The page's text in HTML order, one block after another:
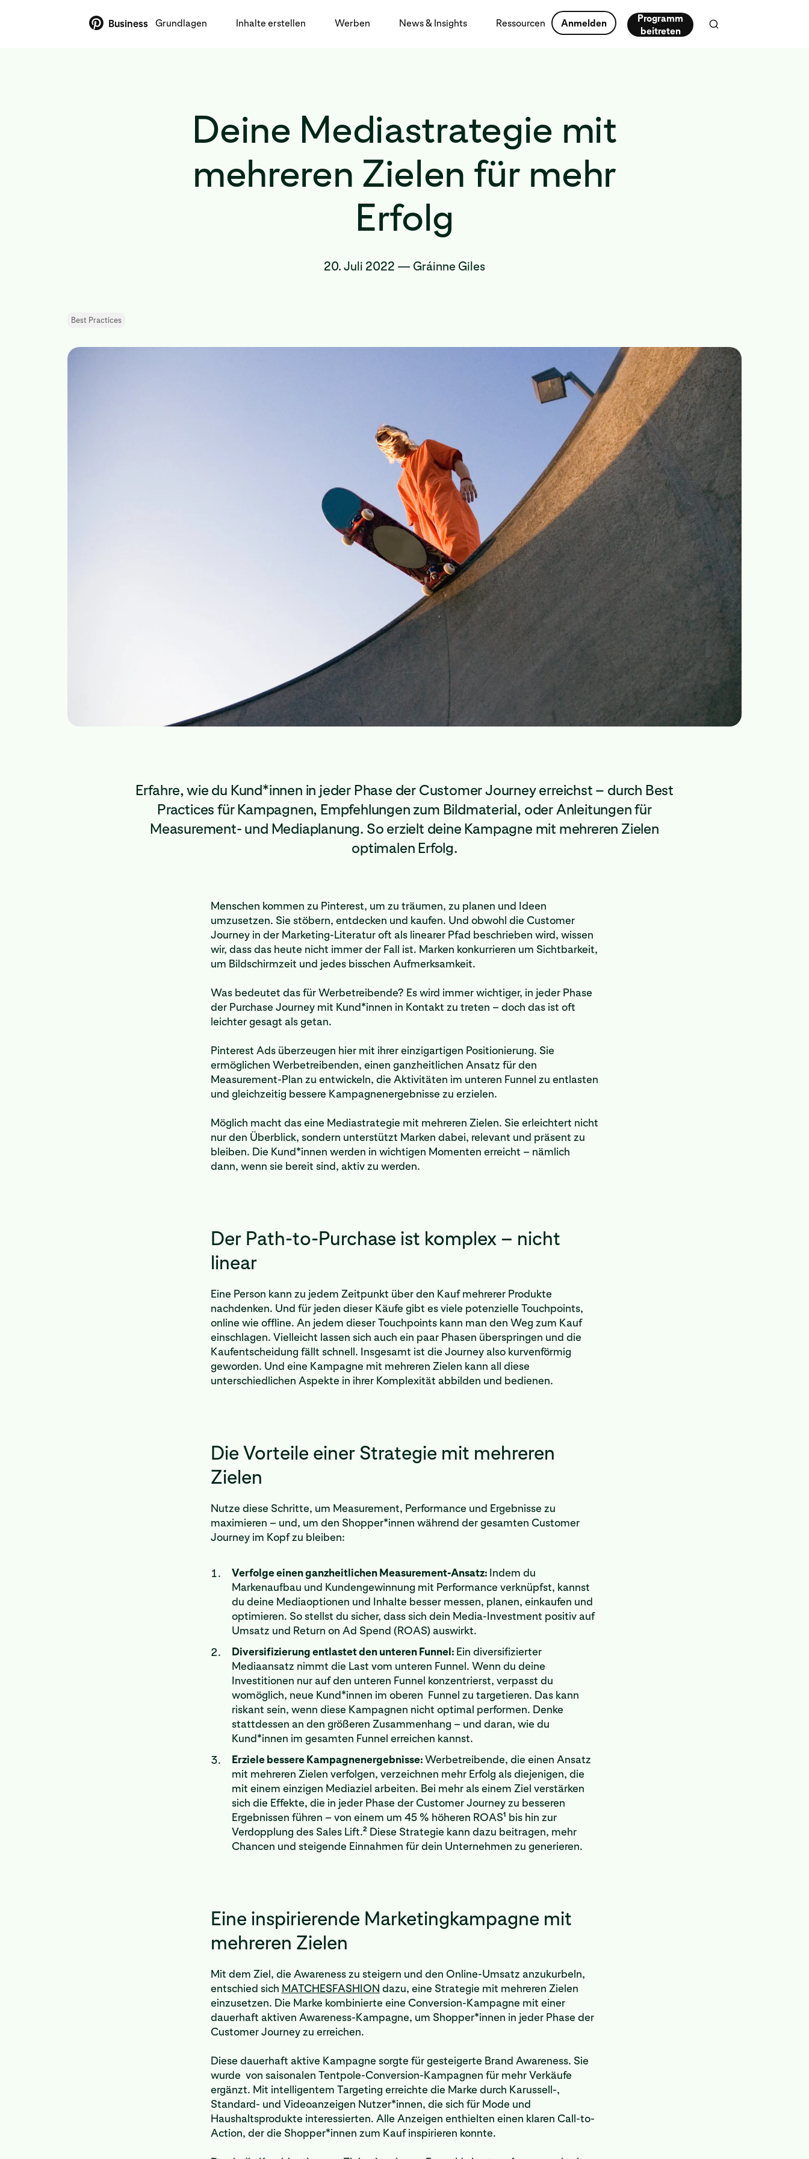
Business Grundlagen Inhalte erstellen Werben News & Insights Ressourcen Anmelden
Programm
beitreten
Deine Mediastrategie mit
mehreren Zielen für mehr
Erfolg
20. Juli 2022 — Gráinne Giles
Best Practices
Erfahre, wie du Kund*innen in jeder Phase der Customer Journey erreichst – durch Best
Practices für Kampagnen, Empfehlungen zum Bildmaterial, oder Anleitungen für
Measurement- und Mediaplanung. So erzielt deine Kampagne mit mehreren Zielen
optimalen Erfolg.
Menschen kommen zu Pinterest, um zu träumen, zu planen und Ideen
umzusetzen. Sie stöbern, entdecken und kaufen. Und obwohl die Customer
Journey in der Marketing-Literatur oft als linearer Pfad beschrieben wird, wissen
wir, dass das heute nicht immer der Fall ist. Marken konkurrieren um Sichtbarkeit,
um Bildschirmzeit und jedes bisschen Aufmerksamkeit.
Was bedeutet das für Werbetreibende? Es wird immer wichtiger, in jeder Phase
der Purchase Journey mit Kund*innen in Kontakt zu treten – doch das ist oft
leichter gesagt als getan.
Pinterest Ads überzeugen hier mit ihrer einzigartigen Positionierung. Sie
ermöglichen Werbetreibenden, einen ganzheitlichen Ansatz für den
Measurement-Plan zu entwickeln, die Aktivitäten im unteren Funnel zu entlasten
und gleichzeitig bessere Kampagnenergebnisse zu erzielen.
Möglich macht das eine Mediastrategie mit mehreren Zielen. Sie erleichtert nicht
nur den Überblick, sondern unterstützt Marken dabei, relevant und präsent zu
bleiben. Die Kund*innen werden in wichtigen Momenten erreicht – nämlich
dann, wenn sie bereit sind, aktiv zu werden.
Der Path-to-Purchase ist komplex – nicht
linear
Eine Person kann zu jedem Zeitpunkt über den Kauf mehrerer Produkte
nachdenken. Und für jeden dieser Käufe gibt es viele potenzielle Touchpoints,
online wie offline. An jedem dieser Touchpoints kann man den Weg zum Kauf
einschlagen. Vielleicht lassen sich auch ein paar Phasen überspringen und die
Kaufentscheidung fällt schnell. Insgesamt ist die Journey also kurvenförmig
geworden. Und eine Kampagne mit mehreren Zielen kann all diese
unterschiedlichen Aspekte in ihrer Komplexität abbilden und bedienen.
Die Vorteile einer Strategie mit mehreren
Zielen
Nutze diese Schritte, um Measurement, Performance und Ergebnisse zu
maximieren – und, um den Shopper*innen während der gesamten Customer
Journey im Kopf zu bleiben:
Verfolge einen ganzheitlichen Measurement-Ansatz: Indem du
Markenaufbau und Kundengewinnung mit Performance verknüpfst, kannst
du deine Mediaoptionen und Inhalte besser messen, planen, einkaufen und
optimieren. So stellst du sicher, dass sich dein Media-Investment positiv auf
Umsatz und Return on Ad Spend (ROAS) auswirkt.
Diversifizierung entlastet den unteren Funnel: Ein diversifizierter
Mediaansatz nimmt die Last vom unteren Funnel. Wenn du deine
Investitionen nur auf den unteren Funnel konzentrierst, verpasst du
womöglich, neue Kund*innen im oberen Funnel zu targetieren. Das kann
riskant sein, wenn diese Kampagnen nicht optimal performen. Denke
stattdessen an den größeren Zusammenhang – und daran, wie du
Kund*innen im gesamten Funnel erreichen kannst.
Erziele bessere Kampagnenergebnisse:Werbetreibende, die einen Ansatz
mit mehreren Zielen verfolgen, verzeichnen mehr Erfolg als diejenigen, die
mit einem einzigen Mediaziel arbeiten. Bei mehr als einem Ziel verstärken
sich die Effekte, die in jeder Phase der Customer Journey zu besseren
Ergebnissen führen – von einem um 45 % höheren ROAS1 bis hin zur
Verdopplung des Sales Lift.2 Diese Strategie kann dazu beitragen, mehr
Chancen und steigende Einnahmen für dein Unternehmen zu generieren.
Eine inspirierende Marketingkampagne mit
mehreren Zielen
Mit dem Ziel, die Awareness zu steigern und den Online-Umsatz anzukurbeln,
entschied sich MATCHESFASHION dazu, eine Strategie mit mehreren Zielen
einzusetzen. Die Marke kombinierte eine Conversion-Kampagne mit einer
dauerhaft aktiven Awareness-Kampagne, um Shopper*innen in jeder Phase der
Customer Journey zu erreichen.
Diese dauerhaft aktive Kampagne sorgte für gesteigerte Brand Awareness. Sie
wurde von saisonalen Tentpole-Conversion-Kampagnen für mehr Verkäufe
ergänzt. Mit intelligentem Targeting erreichte die Marke durch Karussell-,
Standard- und Videoanzeigen Nutzer*innen, die sich für Mode und
Haushaltsprodukte interessierten. Alle Anzeigen enthielten einen klaren Call-to-
Action, der die Shopper*innen zum Kauf inspirieren konnte.